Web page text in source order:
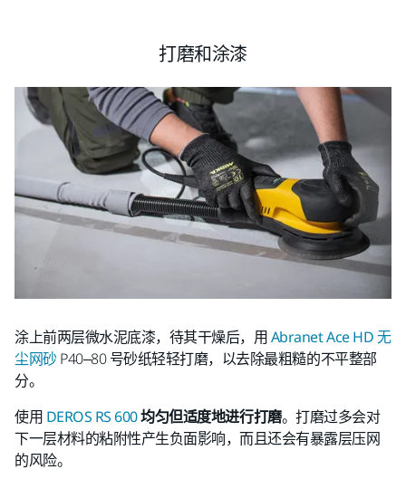
打磨和涂漆
涂上前两层微水泥底漆，待其干燥后，用Abranet Ace HD 无
尘网砂P40–80 号砂纸轻轻打磨，以去除最粗糙的不平整部
分。
使用 DEROS RS 600均匀但适度地进行打磨。打磨过多会对
下一层材料的粘附性产生负面影响，而且还会有暴露层压网
的风险。